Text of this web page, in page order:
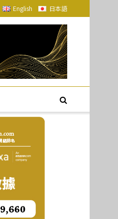
English 日本語